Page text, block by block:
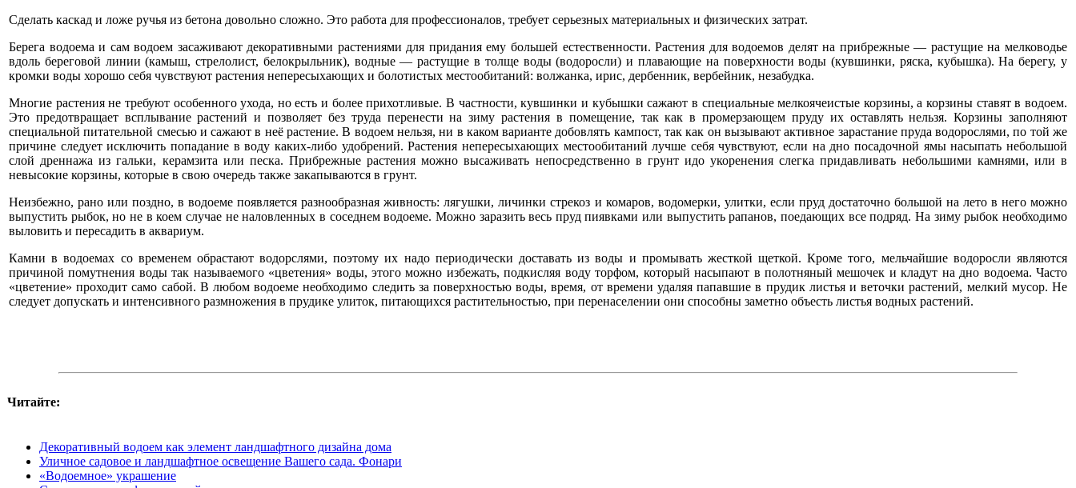
Сделать каскад и ложе ручья из бетона довольно сложно. Это работа для профессионалов, требует серьезных материальных и физических затрат.
Берега водоема и сам водоем засаживают декоративными растениями для придания ему большей естественности. Растения для водоемов делят на прибрежные — растущие на мелководье
вдоль береговой линии (камыш, стрелолист, белокрыльник), водные — растущие в толще воды (водоросли) и плавающие на поверхности воды (кувшинки, ряска, кубышка). На берегу, у
кромки воды хорошо себя чувствуют растения непересыхающих и болотистых местообитаний: волжанка, ирис, дербенник, вербейник, незабудка.
Многие растения не требуют особенного ухода, но есть и более прихотливые. В частности, кувшинки и кубышки сажают в специальные мелкоячеистые корзины, а корзины ставят в водоем.
Это предотвращает всплывание растений и позволяет без труда перенести на зиму растения в помещение, так как в промерзающем пруду их оставлять нельзя. Корзины заполняют
специальной питательной смесью и сажают в неё растение. В водоем нельзя, ни в каком варианте добовлять кампост, так как он вызывают активное зарастание пруда водорослями, по той же
причине следует исключить попадание в воду каких-либо удобрений. Растения непересыхающих местообитаний лучше себя чувствуют, если на дно посадочной ямы насыпать небольшой
слой дреннажа из гальки, керамзита или песка. Прибрежные растения можно высаживать непосредственно в грунт идо укоренения слегка придавливать небольшими камнями, или в
невысокие корзины, которые в свою очередь также закапываются в грунт.
Неизбежно, рано или поздно, в водоеме появляется разнообразная живность: лягушки, личинки стрекоз и комаров, водомерки, улитки, если пруд достаточно большой на лето в него можно
выпустить рыбок, но не в коем случае не наловленных в соседнем водоеме. Можно заразить весь пруд пиявками или выпустить рапанов, поедающих все подряд. На зиму рыбок необходимо
выловить и пересадить в аквариум.
Камни в водоемах со временем обрастают водорслями, поэтому их надо периодически доставать из воды и промывать жесткой щеткой. Кроме того, мельчайшие водоросли являются
причиной помутнения воды так называемого «цветения» воды, этого можно избежать, подкисляя воду торфом, который насыпают в полотняный мешочек и кладут на дно водоема. Часто
«цветение» проходит само сабой. В любом водоеме необходимо следить за поверхностью воды, время, от времени удаляя папавшие в прудик листья и веточки растений, мелкий мусор. Не
следует допускать и интенсивного размножения в прудике улиток, питающихся растительностью, при перенаселении они способны заметно объесть листья водных растений.
Читайте:
Декоративный водоем как элемент ландшафтного дизайна дома
Уличное садовое и ландшафтное освещение Вашего сада. Фонари
«Водоемное» украшение